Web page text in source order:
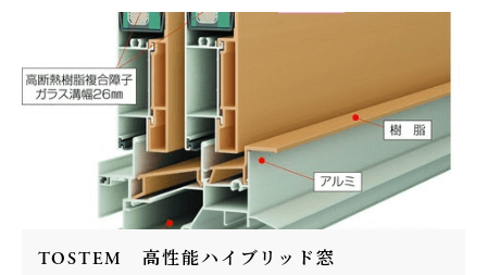
TOSTEM 高性能ハイブリッド窓